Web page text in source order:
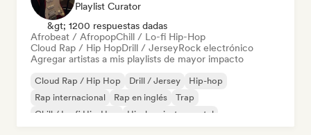
Playlist Curator
&gt; 1200 respuestas dadas
Afrobeat / AfropopChill / Lo-fi Hip-Hop
Cloud Rap / Hip HopDrill / JerseyRock electrónico
Agregar artistas a mis playlists de mayor impacto
Cloud Rap / Hip Hop Drill / Jersey
Hip-hop
Rap internacional
Rap en inglés
Trap
Chill / Lo-fi Hip-Hop
Hip-hop instrumental